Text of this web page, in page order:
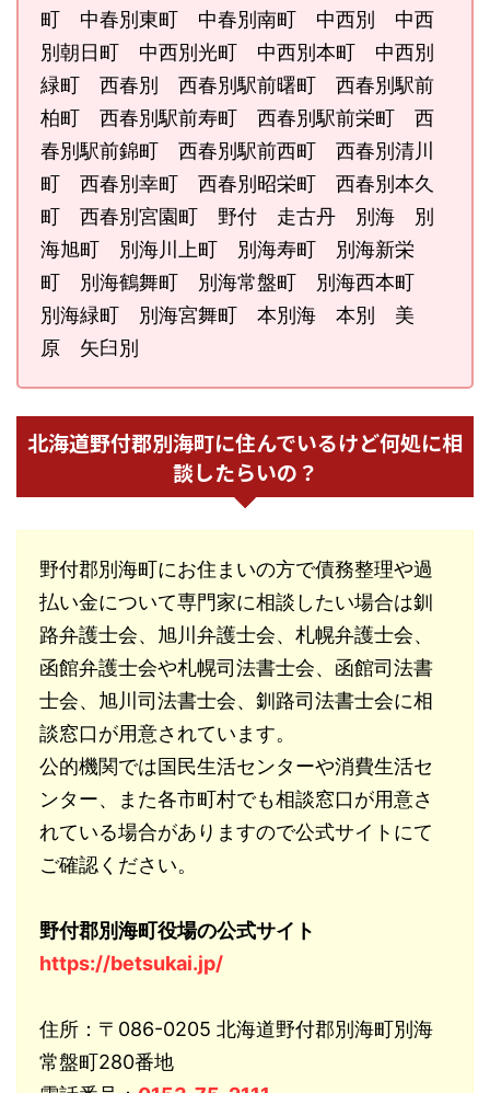
町 中春別東町 中春別南町 中西別 中西
別朝日町 中西別光町 中西別本町 中西別
緑町 西春別 西春別駅前曙町 西春別駅前
柏町 西春別駅前寿町 西春別駅前栄町 西
春別駅前錦町 西春別駅前西町 西春別清川
町 西春別幸町 西春別昭栄町 西春別本久
町 西春別宮園町 野付 走古丹 別海 別
海旭町 別海川上町 別海寿町 別海新栄
町 別海鶴舞町 別海常盤町 別海西本町
別海緑町 別海宮舞町 本別海 本別 美
原 矢臼別
北海道野付郡別海町に住んでいるけど何処に相
談したらいの？
野付郡別海町にお住まいの方で債務整理や過
払い金について専門家に相談したい場合は釧
路弁護士会、旭川弁護士会、札幌弁護士会、
函館弁護士会や札幌司法書士会、函館司法書
士会、旭川司法書士会、釧路司法書士会に相
談窓口が用意されています。
公的機関では国民生活センターや消費生活セ
ンター、また各市町村でも相談窓口が用意さ
れている場合がありますので公式サイトにて
ご確認ください。
野付郡別海町役場の公式サイト
https://betsukai.jp/
住所：〒086-0205 北海道野付郡別海町別海
常盤町280番地